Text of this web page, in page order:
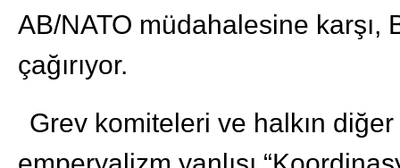
AB/NATO müdahalesine karşı,
çağırıyor.
Grev komiteleri ve halkın